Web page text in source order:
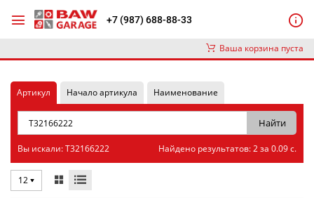
+7 (987) 688-88-33
Ваша корзина пуста
Артикул Начало артикула Наименование
Вы искали: T32166222 Найдено результатов: 2 за 0.09 с.
12